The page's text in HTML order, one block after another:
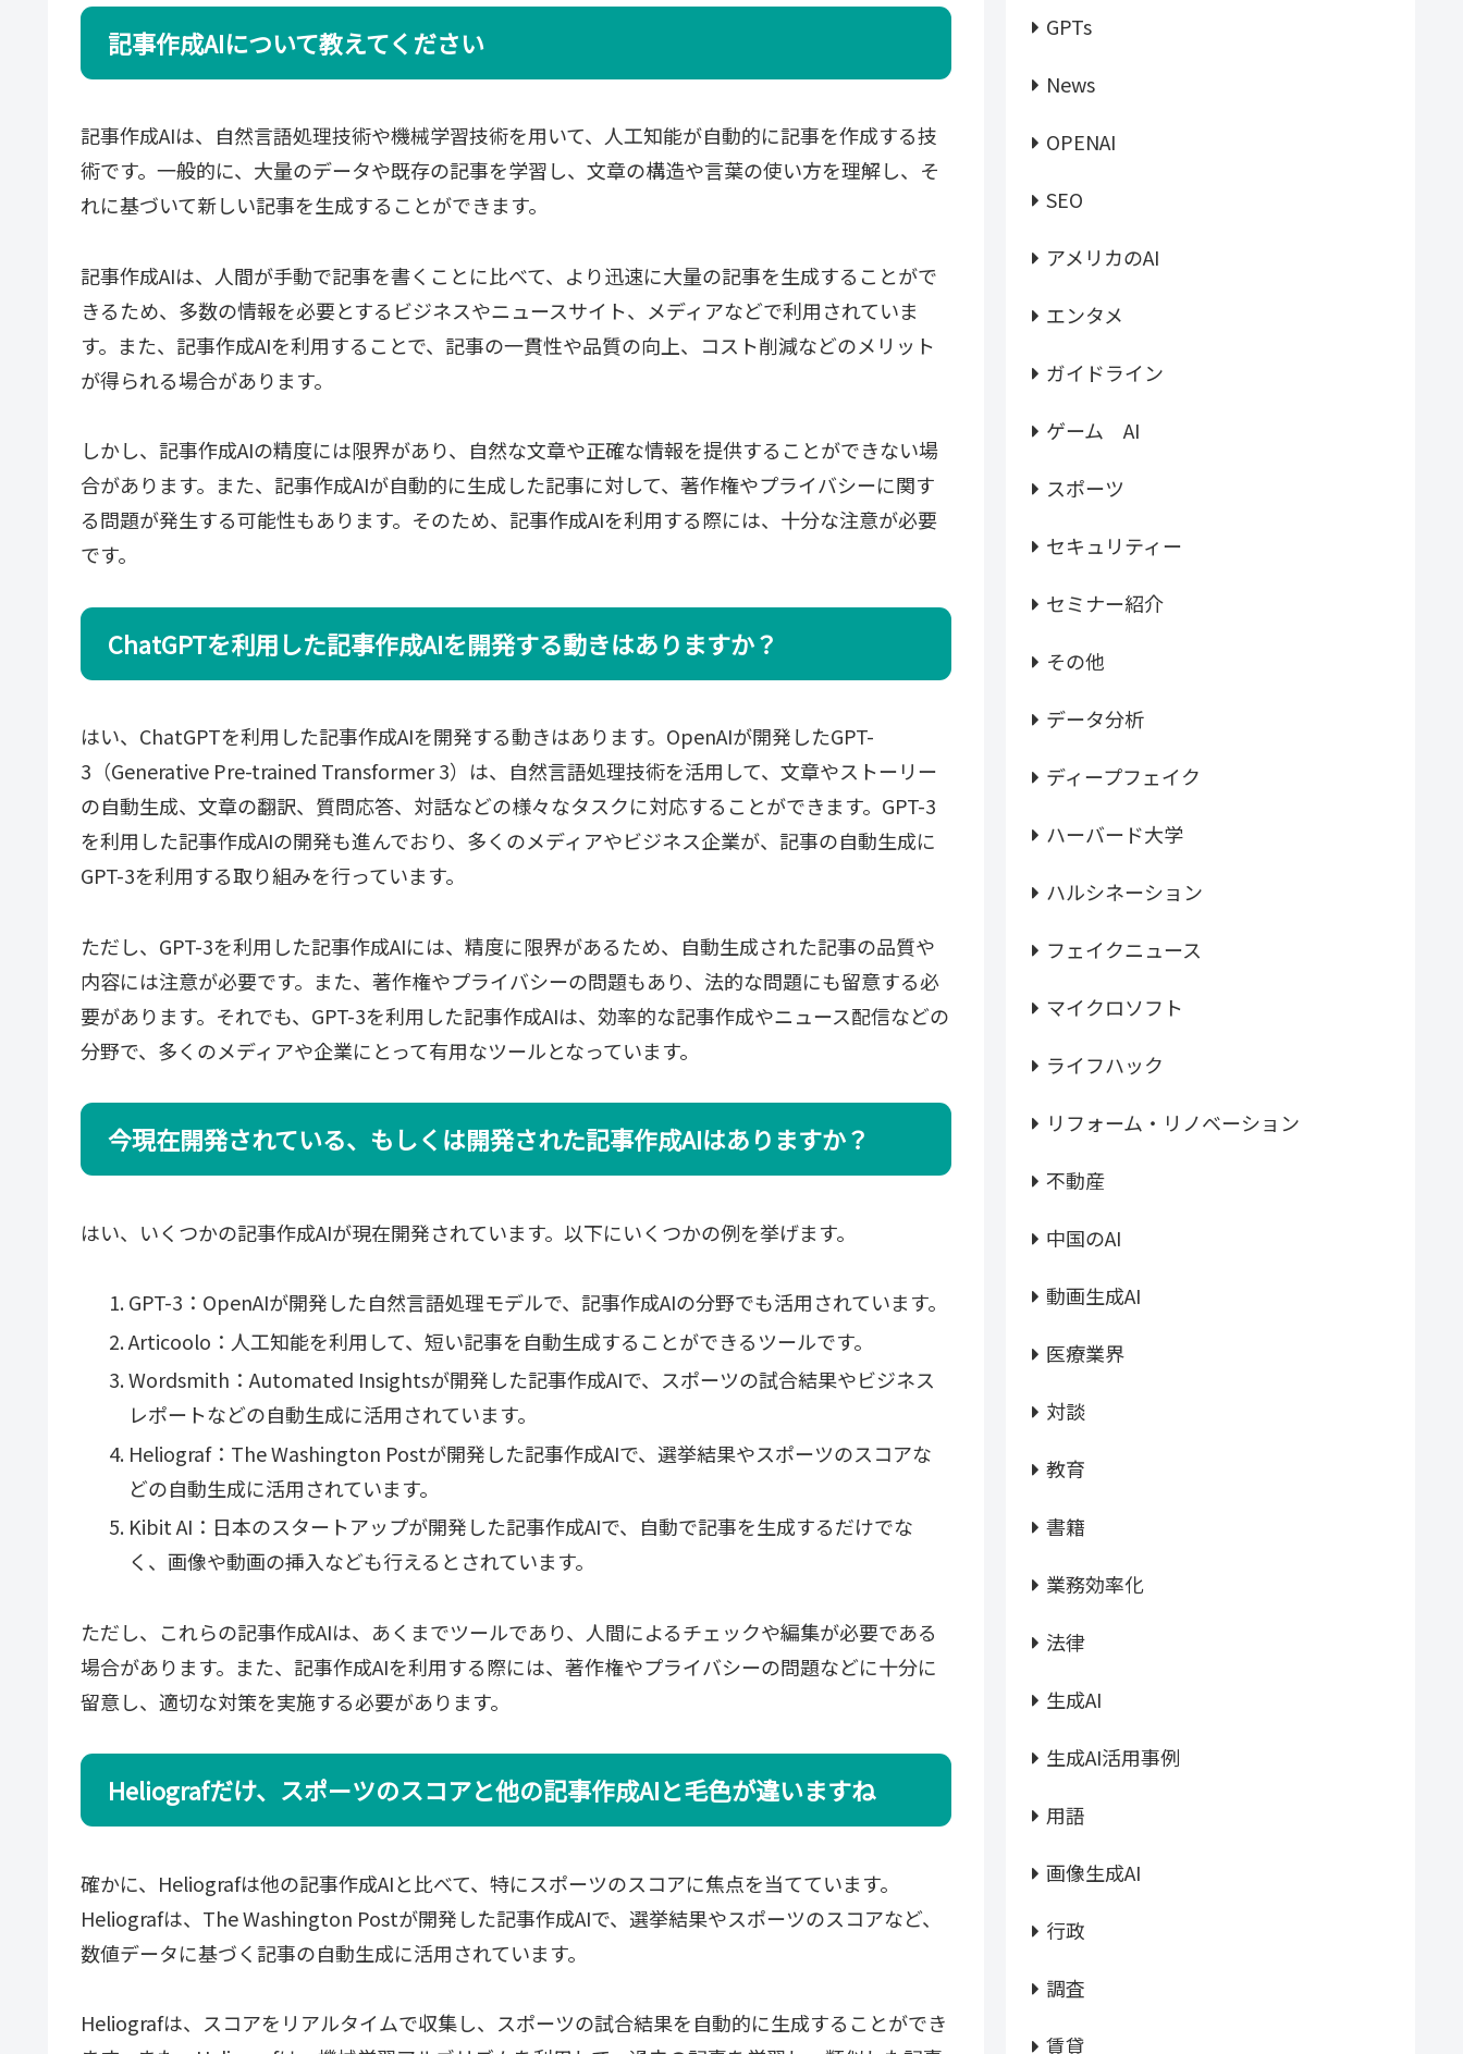
記事作成AIについて教えてください
記事作成AIは、自然言語処理技術や機械学習技術を用いて、人工知能が自動的に記事を作成する技
術です。一般的に、大量のデータや既存の記事を学習し、文章の構造や言葉の使い方を理解し、そ
れに基づいて新しい記事を生成することができます。
記事作成AIは、人間が手動で記事を書くことに比べて、より迅速に大量の記事を生成することがで
きるため、多数の情報を必要とするビジネスやニュースサイト、メディアなどで利用されていま
す。また、記事作成AIを利用することで、記事の一貫性や品質の向上、コスト削減などのメリット
が得られる場合があります。
しかし、記事作成AIの精度には限界があり、自然な文章や正確な情報を提供することができない場
合があります。また、記事作成AIが自動的に生成した記事に対して、著作権やプライバシーに関す
る問題が発生する可能性もあります。そのため、記事作成AIを利用する際には、十分な注意が必要
です。
ChatGPTを利用した記事作成AIを開発する動きはありますか？
はい、ChatGPTを利用した記事作成AIを開発する動きはあります。OpenAIが開発したGPT-
3（Generative Pre-trained Transformer 3）は、自然言語処理技術を活用して、文章やストーリー
の自動生成、文章の翻訳、質問応答、対話などの様々なタスクに対応することができます。GPT-3
を利用した記事作成AIの開発も進んでおり、多くのメディアやビジネス企業が、記事の自動生成に
GPT-3を利用する取り組みを行っています。
ただし、GPT-3を利用した記事作成AIには、精度に限界があるため、自動生成された記事の品質や
内容には注意が必要です。また、著作権やプライバシーの問題もあり、法的な問題にも留意する必
要があります。それでも、GPT-3を利用した記事作成AIは、効率的な記事作成やニュース配信などの
分野で、多くのメディアや企業にとって有用なツールとなっています。
今現在開発されている、もしくは開発された記事作成AIはありますか？
はい、いくつかの記事作成AIが現在開発されています。以下にいくつかの例を挙げます。
GPT-3：OpenAIが開発した自然言語処理モデルで、記事作成AIの分野でも活用されています。
Articoolo：人工知能を利用して、短い記事を自動生成することができるツールです。
Wordsmith：Automated Insightsが開発した記事作成AIで、スポーツの試合結果やビジネス
レポートなどの自動生成に活用されています。
Heliograf：The Washington Postが開発した記事作成AIで、選挙結果やスポーツのスコアな
どの自動生成に活用されています。
Kibit AI：日本のスタートアップが開発した記事作成AIで、自動で記事を生成するだけでな
く、画像や動画の挿入なども行えるとされています。
ただし、これらの記事作成AIは、あくまでツールであり、人間によるチェックや編集が必要である
場合があります。また、記事作成AIを利用する際には、著作権やプライバシーの問題などに十分に
留意し、適切な対策を実施する必要があります。
Heliografだけ、スポーツのスコアと他の記事作成AIと毛色が違いますね
確かに、Heliografは他の記事作成AIと比べて、特にスポーツのスコアに焦点を当てています。
Heliografは、The Washington Postが開発した記事作成AIで、選挙結果やスポーツのスコアなど、
数値データに基づく記事の自動生成に活用されています。
Heliografは、スコアをリアルタイムで収集し、スポーツの試合結果を自動的に生成することができ
GPTs
News
OPENAI
SEO
アメリカのAI
エンタメ
ガイドライン
ゲーム AI
スポーツ
セキュリティー
セミナー紹介
その他
データ分析
ディープフェイク
ハーバード大学
ハルシネーション
フェイクニュース
マイクロソフト
ライフハック
リフォーム・リノベーション
不動産
中国のAI
動画生成AI
医療業界
対談
教育
書籍
業務効率化
法律
生成AI
生成AI活用事例
用語
画像生成AI
行政
調査
賃貸